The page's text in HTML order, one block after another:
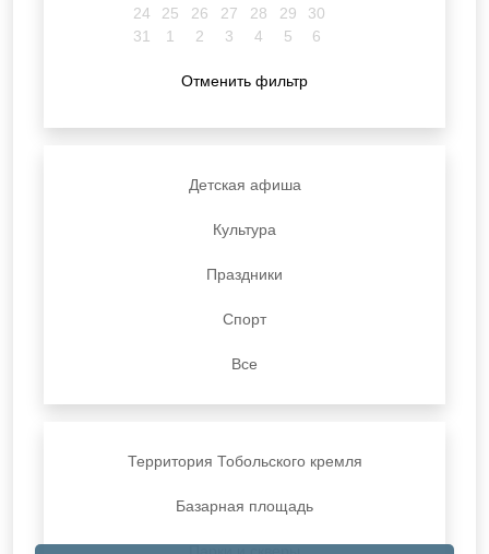
24
25 26 27 28 29
30
31
1 2 3 4 5 6
Отменить фильтр
Детская афиша
Культура
Праздники
Спорт
Все
Территория Тобольского кремля
Базарная площадь